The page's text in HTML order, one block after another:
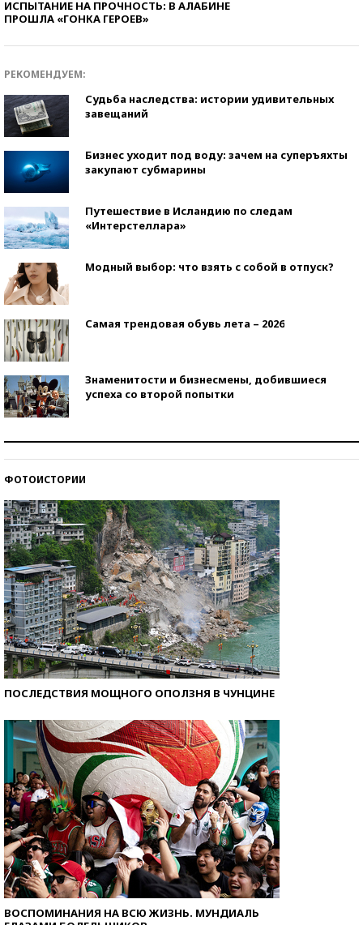
ИСПЫТАНИЕ НА ПРОЧНОСТЬ: В АЛАБИНЕ
ПРОШЛА «ГОНКА ГЕРОЕВ»
РЕКОМЕНДУЕМ:
Судьба наследства: истории удивительных
завещаний
Бизнес уходит под воду: зачем на суперъяхты
закупают субмарины
Путешествие в Исландию по следам
«Интерстеллара»
Модный выбор: что взять с собой в отпуск?
Самая трендовая обувь лета – 2026
Знаменитости и бизнесмены, добившиеся
успеха со второй попытки
ФОТОИСТОРИИ
ПОСЛЕДСТВИЯ МОЩНОГО ОПОЛЗНЯ В ЧУНЦИНЕ
ВОСПОМИНАНИЯ НА ВСЮ ЖИЗНЬ. МУНДИАЛЬ